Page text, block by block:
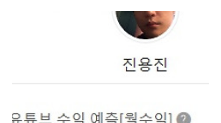
낄 수 있듯이 크리에이터 특유의 재치있는 말투와 하이텐션이 특징입니
다. 동영상 목록에서 인기동영상 순서로 정렬해봤는데요. 집안에 들어온
괴생물체 - 대왕문어 11kg거대 용왕 대X - 대구 몸보다 큰 심해어 - 아귀
30kg짜리 물고기 - 다금바리 등등 집에서 거대 생선을 ..